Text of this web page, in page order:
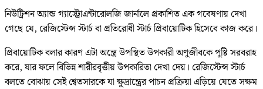
নিউট্রিশন অ্যান্ড গ্যাস্ট্রোএন্টারোলজি জার্নালে প্রকাশিত এক গবেষণায় দেখা
গেছে যে, রেজিস্টেন্স স্টার্চ বা প্রতিরোধী স্টার্চ প্রিবায়োটিক হিসেবে কাজ করে।
প্রিবায়োটিক বলার কারণ এটা অন্ত্রে উপস্থিত উপকারী অণুজীবকে পুষ্টি সরবরাহ
করে, যার ফলে বিভিন্ন শারীরবৃত্তীয় উপকারিতা দেখা দেয়। রেজিস্টেন্স স্টার্চ
বলতে বোঝায় সেই শ্বেতসারকে যা ক্ষুদ্রান্ত্রের পাচন প্রক্রিয়া এড়িয়ে যেতে সক্ষম